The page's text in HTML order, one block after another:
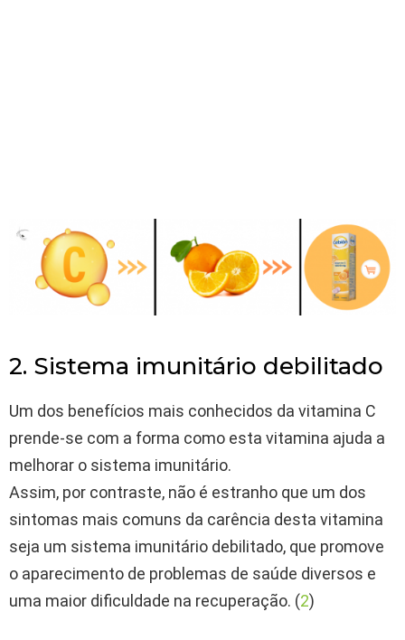
2. Sistema imunitário debilitado
Um dos benefícios mais conhecidos da vitamina C
prende-se com a forma como esta vitamina ajuda a
melhorar o sistema imunitário.
Assim, por contraste, não é estranho que um dos
sintomas mais comuns da carência desta vitamina
seja um sistema imunitário debilitado, que promove
o aparecimento de problemas de saúde diversos e
uma maior dificuldade na recuperação. (2)